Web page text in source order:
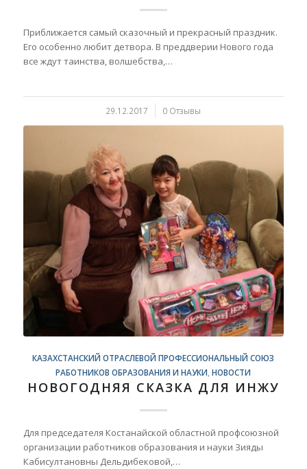
Приближается самый сказочный и прекрасный праздник.
Его особенно любит детвора. В преддверии Нового года
все ждут таинства, волшебства,…
29.12.2017
/ 0 Отзывы
КАЗАХСТАНСКИЙ ОТРАСЛЕВОЙ ПРОФЕССИОНАЛЬНЫЙ СОЮЗ
РАБОТНИКОВ ОБРАЗОВАНИЯ И НАУКИ,НОВОСТИ
НОВОГОДНЯЯ СКАЗКА ДЛЯ ИНЖУ
Для председателя Костанайской областной профсоюзной
организации работников образования и науки Зияды
Кабисултановны Дельдибековой,…